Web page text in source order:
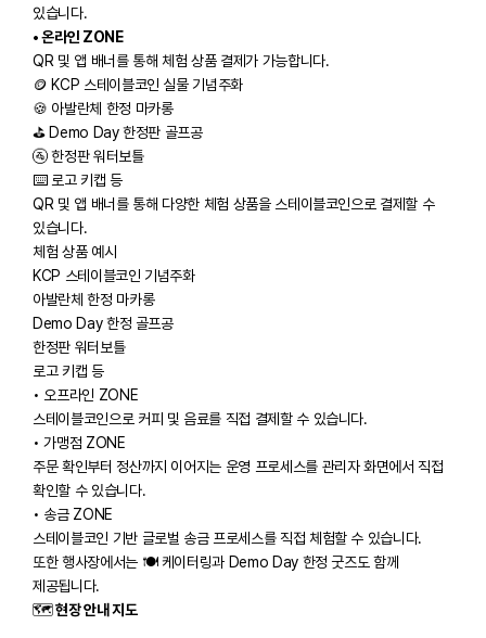
있습니다.
• 온라인 ZONE
QR 및 앱 배너를 통해 체험 상품 결제가 가능합니다.
​🪙 KCP 스테이블코인 실물 기념주화
🍪 아발란체 한정 마카롱
⛳ Demo Day 한정판 골프공
🚰 한정판 워터보틀
⌨️ 로고 키캡 등
QR 및 앱 배너를 통해 다양한 체험 상품을 스테이블코인으로 결제할 수
있습니다.
체험 상품 예시
KCP 스테이블코인 기념주화
아발란체 한정 마카롱
Demo Day 한정 골프공
한정판 워터보틀
로고 키캡 등
​• 오프라인 ZONE
스테이블코인으로 커피 및 음료를 직접 결제할 수 있습니다.
​• 가맹점 ZONE
주문 확인부터 정산까지 이어지는 운영 프로세스를 관리자 화면에서 직접
확인할 수 있습니다.
​• 송금 ZONE
스테이블코인 기반 글로벌 송금 프로세스를 직접 체험할 수 있습니다.
또한 행사장에서는 ​🍽️ 케이터링과 Demo Day 한정 굿즈도 함께
제공됩니다.
​🗺️현장 안내 지도